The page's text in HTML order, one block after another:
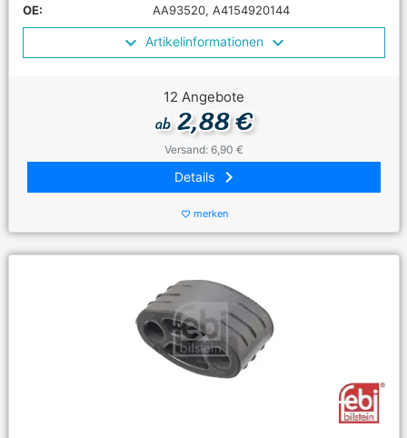
OE:
AA93520, A4154920144
Artikelinformationen
12 Angebote
ab2,88 €
Versand: 6,90 €
Details keyboard_arrow_right
favorite_border merken